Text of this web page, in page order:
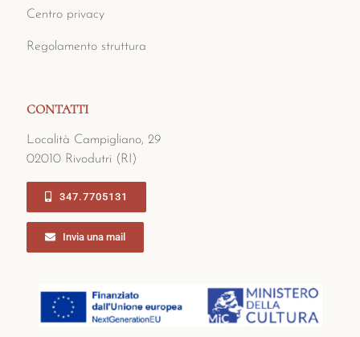
Centro privacy
Regolamento struttura
CONTATTI
Località Campigliano, 29
02010 Rivodutri (RI)
347.7705131
Invia una mail